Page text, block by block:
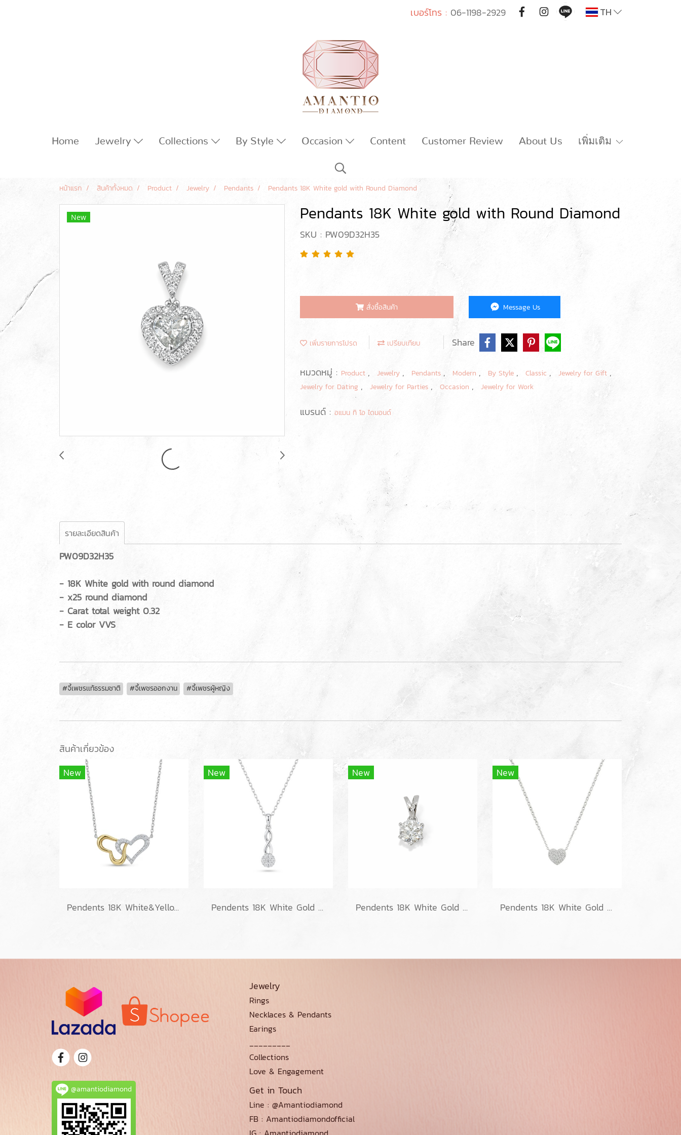
เบอร์โทร : 06-1198-2929 TH
Home Jewelry Collections By Style Occasion Content Customer Review About Us เพิ่มเติม
หน้าแรก สินค้าทั้งหมด Product Jewelry Pendants Pendants 18K White gold with Round Diamond
New Pendants 18K White gold with Round Diamond
SKU : PW09D32H35
สั่งซื้อสินค้า Message Us
เพิ่มรายการโปรด เปรียบเทียบ Share
หมวดหมู่ : Product , Jewelry , Pendants , Modern , By Style , Classic , Jewelry for Gift ,
Jewelry for Dating , Jewelry for Parties , Occasion , Jewelry for Work
แบรนด์ : อแมน ทิ โอ ไดมอนด์
รายละเอียดสินค้า
PW09D32H35
- 18K White gold with round diamond
- x25 round diamond
- Carat total weight 0.32
- E color VVS
#จี้เพชรเเท้ธรรมชาติ #จี้เพชรออกงาน #จี้เพชรผู้หญิง
สินค้าเกี่ยวข้อง
New
Pendents 18K White&Yellow Gold with Diamond
New
Pendents 18K White Gold with Diamond
New
Pendents 18K White Gold with GIA Diamond
New
Pendents 18K White Gold with Diamond
@amantiodiamond
Jewelry
Rings
Necklaces & Pendants
Earings
_________
Collections
Love & Engagement
Get in Touch
Line : @Amantiodiamond
FB : Amantiodiamondofficial